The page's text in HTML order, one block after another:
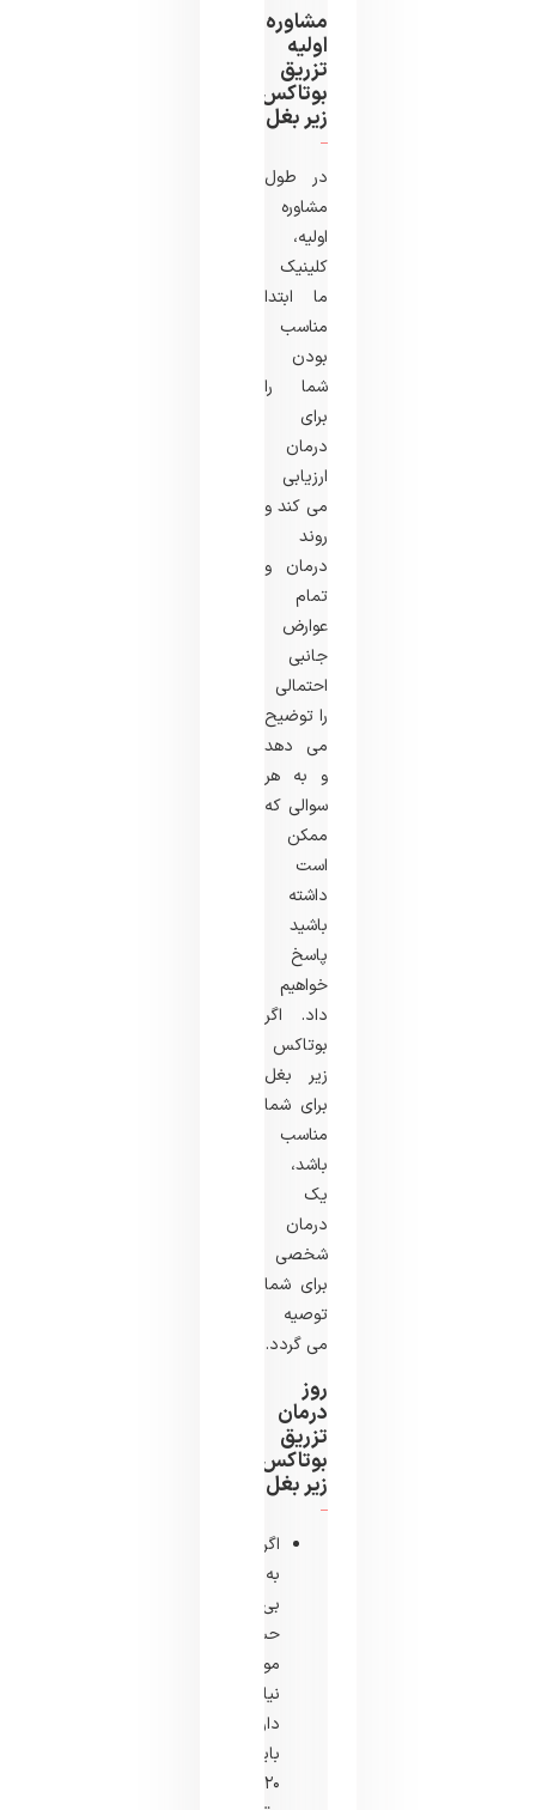
مشاوره
اولیه
تزریق
بوتاکس
زیر بغل
در طول
مشاوره
اولیه،
کلینیک
ما ابتدا
مناسب
بودن
شما را
برای
درمان
ارزیابی
می کند و
روند
درمان و
تمام
عوارض
جانبی
احتمالی
را توضیح
می دهد
و به هر
سوالی که
ممکن
است
داشته
باشید
پاسخ
خواهیم
داد. اگر
بوتاکس
زیر بغل
برای شما
مناسب
باشد،
یک
درمان
شخصی
برای شما
توصیه
می گردد.
روز
درمان
تزریق
بوتاکس
زیر بغل
اگر
به
بی
حسی
موضعی
نیاز
دارید،
باید
۲۰